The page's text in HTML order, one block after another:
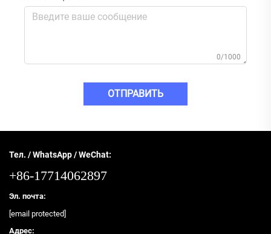
0/1000
ОТПРАВИТЬ
Тел. / WhatsApp / WeChat:
+86-17714062897
Эл. почта:
[email protected]
Адрес: